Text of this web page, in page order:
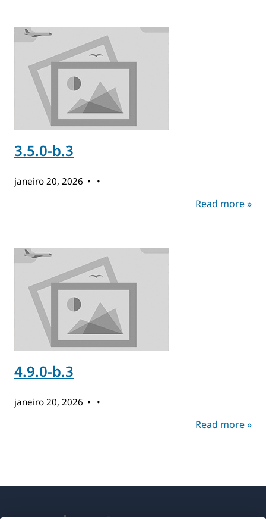
3.5.0-b.3
janeiro 20, 2026
Read more »
4.9.0-b.3
janeiro 20, 2026
Read more »